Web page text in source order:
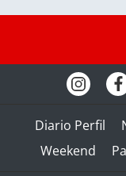
Diario Perfil
Weekend